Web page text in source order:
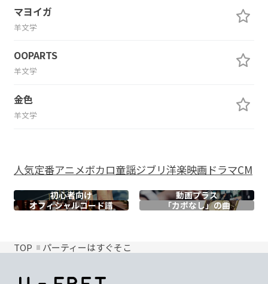
マヨイガ
羊文学
OOPARTS
羊文学
金色
羊文学
人気定番アニメボカロ童謡ジブリ洋楽映画ドラマCM
初心者向け
動画プラス
オフィシャルコード譜 「カポなし」の曲
TOP パーティーはすぐそこ